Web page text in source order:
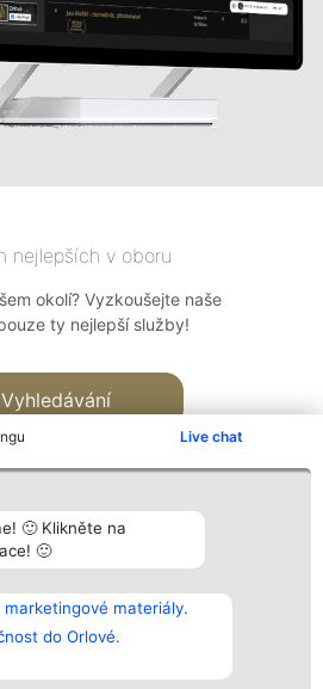
Live chat
🙂 Klikněte na
🙂
materiály.
do Orlové.
nejlepších v oboru
okolí? Vyzkoušejte naše
ty nejlepší služby!
Vyhledávání
Vítězové
Seznam všech
laureátů
Zásady
Zásady
Kontakt